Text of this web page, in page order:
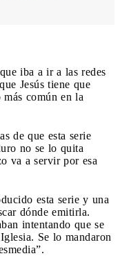
iba a ir a las redes
Jesús tiene que
común en la
de que esta serie
no se lo quita
va a servir por esa
esta serie y una
dónde emitirla.
intentando que se
Se lo mandaron